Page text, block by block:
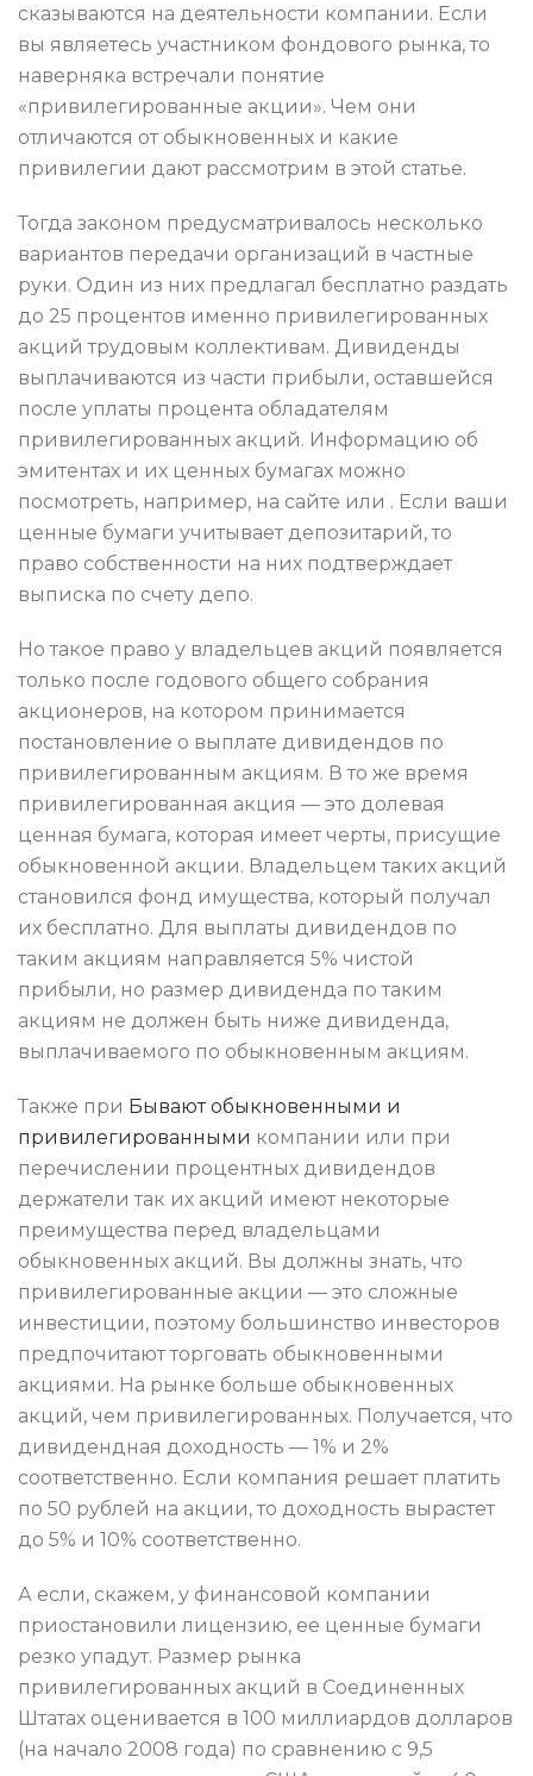
сказываются на деятельности компании. Если
вы являетесь участником фондового рынка, то
наверняка встречали понятие
«привилегированные акции». Чем они
отличаются от обыкновенных и какие
привилегии дают рассмотрим в этой статье.
Тогда законом предусматривалось несколько
вариантов передачи организаций в частные
руки. Один из них предлагал бесплатно раздать
до 25 процентов именно привилегированных
акций трудовым коллективам. Дивиденды
выплачиваются из части прибыли, оставшейся
после уплаты процента обладателям
привилегированных акций. Информацию об
эмитентах и их ценных бумагах можно
посмотреть, например, на сайте или . Если ваши
ценные бумаги учитывает депозитарий, то
право собственности на них подтверждает
выписка по счету депо.
Но такое право у владельцев акций появляется
только после годового общего собрания
акционеров, на котором принимается
постановление о выплате дивидендов по
привилегированным акциям. В то же время
привилегированная акция — это долевая
ценная бумага, которая имеет черты, присущие
обыкновенной акции. Владельцем таких акций
становился фонд имущества, который получал
их бесплатно. Для выплаты дивидендов по
таким акциям направляется 5% чистой
прибыли, но размер дивиденда по таким
акциям не должен быть ниже дивиденда,
выплачиваемого по обыкновенным акциям.
Также при Бывают обыкновенными и
привилегированными компании или при
перечислении процентных дивидендов
держатели так их акций имеют некоторые
преимущества перед владельцами
обыкновенных акций. Вы должны знать, что
привилегированные акции — это сложные
инвестиции, поэтому большинство инвесторов
предпочитают торговать обыкновенными
акциями. На рынке больше обыкновенных
акций, чем привилегированных. Получается, что
дивидендная доходность — 1% и 2%
соответственно. Если компания решает платить
по 50 рублей на акции, то доходность вырастет
до 5% и 10% соответственно.
А если, скажем, у финансовой компании
приостановили лицензию, ее ценные бумаги
резко упадут. Размер рынка
привилегированных акций в Соединенных
Штатах оценивается в 100 миллиардов долларов
(на начало 2008 года) по сравнению с 9,5